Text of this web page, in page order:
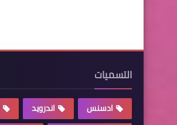
التسميات
ادسنس اندرويد